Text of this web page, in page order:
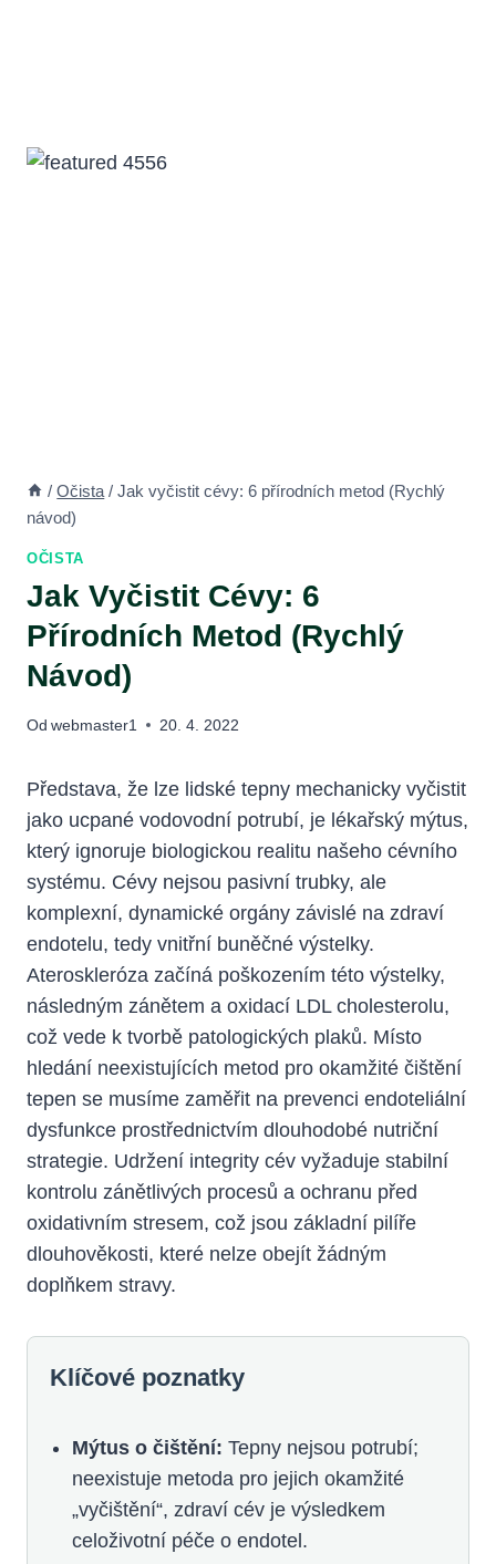
/ Očista / Jak vyčistit cévy: 6 přírodních metod (Rychlý
návod)
OČISTA
Jak Vyčistit Cévy: 6
Přírodních Metod (Rychlý
Návod)
Od webmaster1 20. 4. 2022
Představa, že lze lidské tepny mechanicky vyčistit
jako ucpané vodovodní potrubí, je lékařský mýtus,
který ignoruje biologickou realitu našeho cévního
systému. Cévy nejsou pasivní trubky, ale
komplexní, dynamické orgány závislé na zdraví
endotelu, tedy vnitřní buněčné výstelky.
Ateroskleróza začíná poškozením této výstelky,
následným zánětem a oxidací LDL cholesterolu,
což vede k tvorbě patologických plaků. Místo
hledání neexistujících metod pro okamžité čištění
tepen se musíme zaměřit na prevenci endoteliální
dysfunkce prostřednictvím dlouhodobé nutriční
strategie. Udržení integrity cév vyžaduje stabilní
kontrolu zánětlivých procesů a ochranu před
oxidativním stresem, což jsou základní pilíře
dlouhověkosti, které nelze obejít žádným
doplňkem stravy.
Klíčové poznatky
Mýtus o čištění: Tepny nejsou potrubí;
neexistuje metoda pro jejich okamžité
„vyčištění“, zdraví cév je výsledkem
celoživotní péče o endotel.